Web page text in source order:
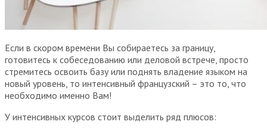
Если в скором времени Вы собираетесь за границу,
готовитесь к собеседованию или деловой встрече, просто
стремитесь освоить базу или поднять владение языком на
новый уровень, то интенсивный французский – это то , что
необходимо именно Вам!
У интенсивных курсов стоит выделить ряд плюсов: